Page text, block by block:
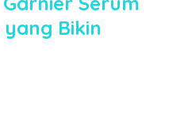
Bikin